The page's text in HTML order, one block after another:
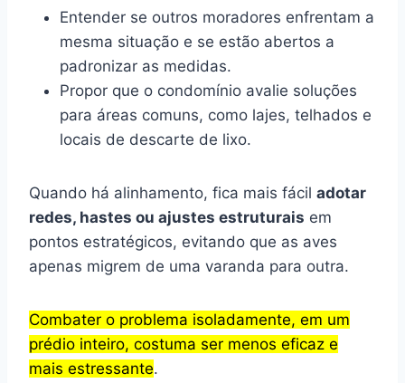
Entender se outros moradores enfrentam a
mesma situação e se estão abertos a
padronizar as medidas.
Propor que o condomínio avalie soluções
para áreas comuns, como lajes, telhados e
locais de descarte de lixo.
Quando há alinhamento, fica mais fácil adotar
redes, hastes ou ajustes estruturais em
pontos estratégicos, evitando que as aves
apenas migrem de uma varanda para outra.
Combater o problema isoladamente, em um
prédio inteiro, costuma ser menos eficaz e
mais estressante.